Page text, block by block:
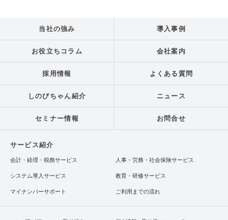
当社の強み 導入事例
お役立ちコラム 会社案内
採用情報 よくある質問
しのびちゃん紹介 ニュース
セミナー情報 お問合せ
サービス紹介
会計・経理・税務サービス 人事・労務・社会保険サービス
システム導入サービス 教育・研修サービス
マイナンバーサポート ご利用までの流れ